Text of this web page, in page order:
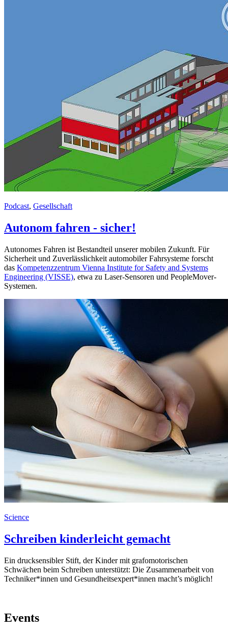
Podcast, Gesellschaft
Autonom fahren - sicher!
Autonomes Fahren ist Bestandteil unserer mobilen Zukunft. Für
Sicherheit und Zuverlässlichkeit automobiler Fahrsysteme forscht
das Kompetenzzentrum Vienna Institute for Safety and Systems
Engineering (VISSE), etwa zu Laser-Sensoren und PeopleMover-
Systemen.
Science
Schreiben kinderleicht gemacht
Ein drucksensibler Stift, der Kinder mit grafomotorischen
Schwächen beim Schreiben unterstützt: Die Zusammenarbeit von
Techniker*innen und Gesundheitsexpert*innen macht’s möglich!
Events